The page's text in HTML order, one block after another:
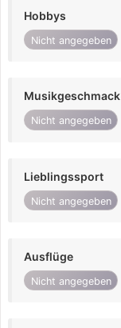
Hobbys
Nicht angegeben
Musikgeschmack
Nicht angegeben
Lieblingssport
Nicht angegeben
Ausflüge
Nicht angegeben